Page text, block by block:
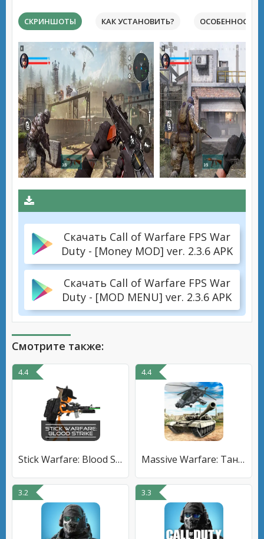
СКРИНШОТЫ КАК УСТАНОВИТЬ? ОСОБЕННОСТИ
Скачать Call of Warfare FPS War
Duty - [Money MOD] ver. 2.3.6 APK
Скачать Call of Warfare FPS War
Duty - [MOD MENU] ver. 2.3.6 APK
Смотрите также:
4.4
Stick Warfare: Blood Strike
4.4
Massive Warfare: Танк Тандер
3.2 3.3